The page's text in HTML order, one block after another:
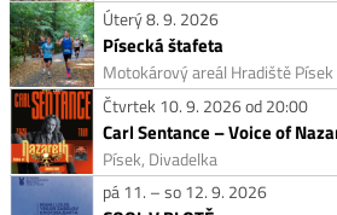
Úterý 8. 9. 2026
Písecká štafeta
Motokárový areál Hradiště Písek
Čtvrtek 10. 9. 2026 od 20:00
Carl Sentance – Voice of
Písek, Divadelka
pá 11. – so 12. 9. 2026